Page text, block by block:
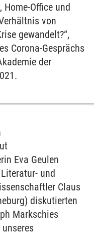
Home-Office und
von
gewandelt?“,
Corona-Gesprächs
der
Eva Geulen
und
Claus
diskutierten
Markschies